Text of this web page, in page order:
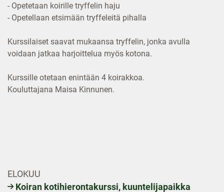
- Opetetaan koirille tryffelin haju
- Opetellaan etsimään tryffeleitä pihalla
Kurssilaiset saavat mukaansa tryffelin, jonka avulla
voidaan jatkaa harjoittelua myös kotona.
Kurssille otetaan enintään 4 koirakkoa.
Kouluttajana Maisa Kinnunen.
ELOKUU
Koiran kotihierontakurssi, kuuntelijapaikka